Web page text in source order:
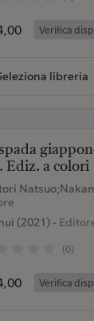
Verifica
libreria
Ediz. a colori
(2021)-
(0)
Verifica